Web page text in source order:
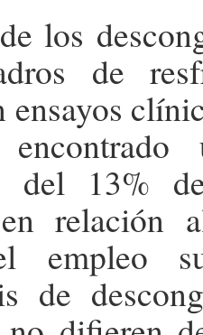
los
de
ensayos
del 13%
relación
empleo
de